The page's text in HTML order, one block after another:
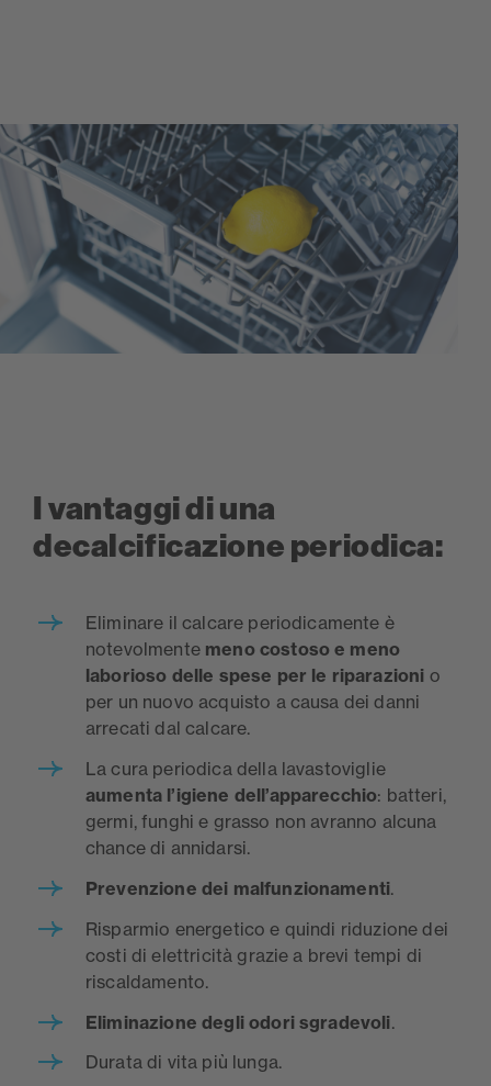
I vantaggi di una
decalcificazione periodica:
Eliminare il calcare periodicamente è
notevolmente meno costoso e meno
laborioso delle spese per le riparazioni o
per un nuovo acquisto a causa dei danni
arrecati dal calcare.
La cura periodica della lavastoviglie
aumenta l’igiene dell’apparecchio: batteri,
germi, funghi e grasso non avranno alcuna
chance di annidarsi.
Prevenzione dei malfunzionamenti.
Risparmio energetico e quindi riduzione dei
costi di elettricità grazie a brevi tempi di
riscaldamento.
Eliminazione degli odori sgradevoli.
Durata di vita più lunga.